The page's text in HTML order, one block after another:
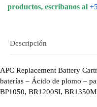
productos, escribanos al
Descripción
APC Replacement Battery
baterías – Ácido de plomo –
BP1050, BR1200SI,